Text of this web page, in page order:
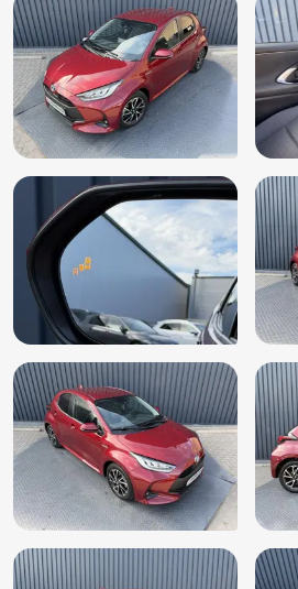
Lichtmetalen velgen 16"
Multimedia-voorbereiding
Niet in gerookt
Radio
Regensensor
Rijstrooksensor
Stuur leder
Stuur multifunctioneel
Stuur verstelbaar
Verkeersbord detectie
Volledig digitaal instrumentenpaneel